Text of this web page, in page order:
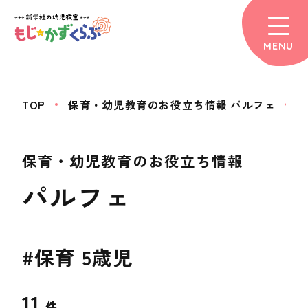
MENU
TOP 保育・幼児教育のお役立ち情報 パルフェ
保育・幼児教育のお役立ち情報
パルフェ
#保育 5歳児
11